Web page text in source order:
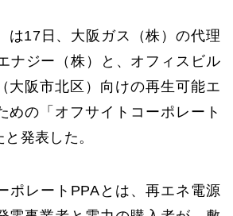
17日、大阪ガス（株）の代理
ナジー（株）と、オフィスビル
大阪市北区）向けの再生可能エ
めの「オフサイトコーポレート
発表した。
レートPPAとは、再エネ電源